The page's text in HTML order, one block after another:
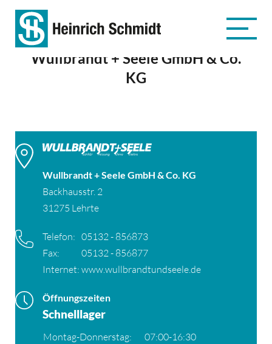
Wullbrandt + Seele GmbH & Co.
KG
Wullbrandt + Seele GmbH & Co. KG
Backhausstr. 2
31275 Lehrte
Telefon: 05132 - 856873
Fax:
05132 - 856877
Internet: www.wullbrandtundseele.de
Öffnungszeiten
Schnelllager
Montag-Donnerstag:
07:00-16:30